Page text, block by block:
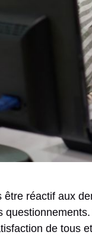
réactif aux
de tous